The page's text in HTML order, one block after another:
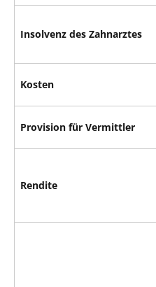
Insolvenz des Zahnarztes
Kosten
Provision für Vermittler
Rendite